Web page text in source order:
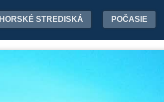
HORSKÉ STREDISKÁ POČASIE